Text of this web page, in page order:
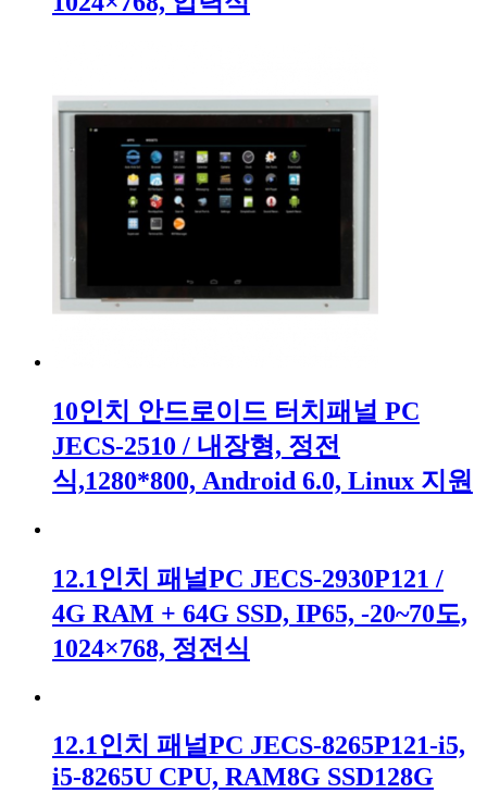
10인치 안드로이드 터치패널 PC
JECS-2510 / 내장형, 정전
식,1280*800, Android 6.0, Linux 지원
12.1인치 패널PC JECS-2930P121 /
4G RAM + 64G SSD, IP65, -20~70도,
1024×768, 정전식
12.1인치 패널PC JECS-8265P121-i5,
i5-8265U CPU, RAM8G SSD128G